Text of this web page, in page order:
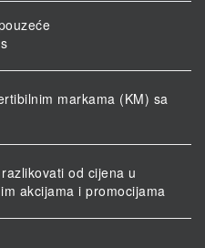
markama (KM) sa
od cijena u
akcijama i promocijama